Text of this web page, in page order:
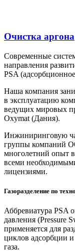
Очистка аргона
Современные
направления
PSA
Наша компания
в эксплуатацию
ведущих мировых
Oxymat (Дания).
Инжиниринговую
группы компаний
многолетний опыт
всеми
лицензиями.
Газоразделение по
Аббревиатура PSA
давления (Pressure
применяется для
циклов адсорбции и
газа.